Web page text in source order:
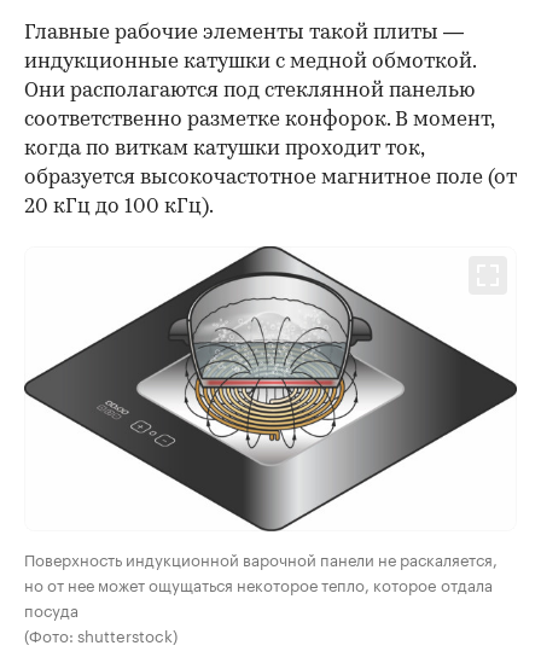
Главные рабочие элементы такой плиты —
индукционные катушки с медной обмоткой.
Они располагаются под стеклянной панелью
соответственно разметке конфорок. В момент,
когда по виткам катушки проходит ток,
образуется высокочастотное магнитное поле (от
20 кГц до 100 кГц).
Поверхность индукционной варочной панели не раскаляется,
но от нее может ощущаться некоторое тепло, которое отдала
посуда
(Фото: shutterstock)